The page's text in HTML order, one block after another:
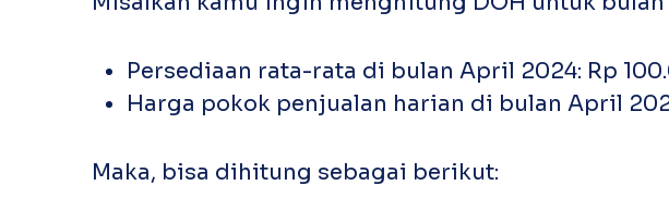
Persediaan rata-rata di bulan April 2024: Rp
Harga pokok penjualan harian di bulan April
Maka, bisa dihitung sebagai berikut: